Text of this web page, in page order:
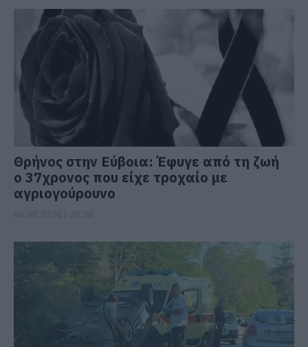
Θρήνος στην Εύβοια: Έφυγε από τη ζωή
ο 37χρονος που είχε τροχαίο με
αγριογούρουνο